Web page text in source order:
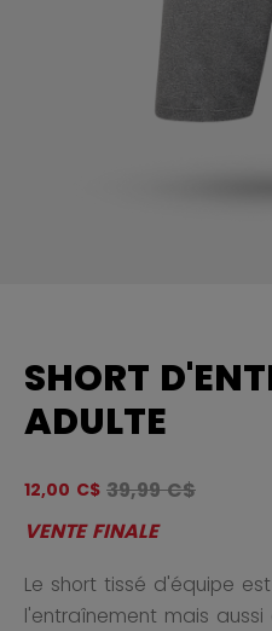
SHORT
ADULTE
12,00 C$ Le prix original
39,99 C$
VENTE FINALE
Le short tissé d'équipe
l'entraînement mais